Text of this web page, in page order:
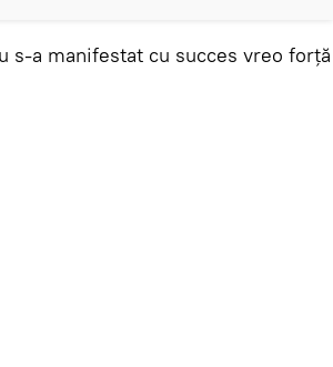
s-a manifestat cu succes vreo forță